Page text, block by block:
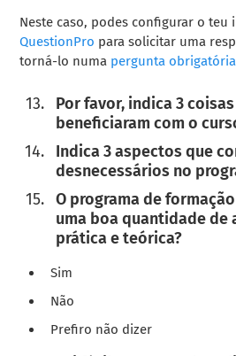
Neste caso, podes configurar o teu
QuestionPro para solicitar uma
torná-lo numa pergunta obrigatória
Por favor, indica 3
beneficiaram com o
Indica 3 aspectos que
desnecessários no
O programa de
uma boa quantidade de
prática e teórica?
Sim
Não
Prefiro não dizer